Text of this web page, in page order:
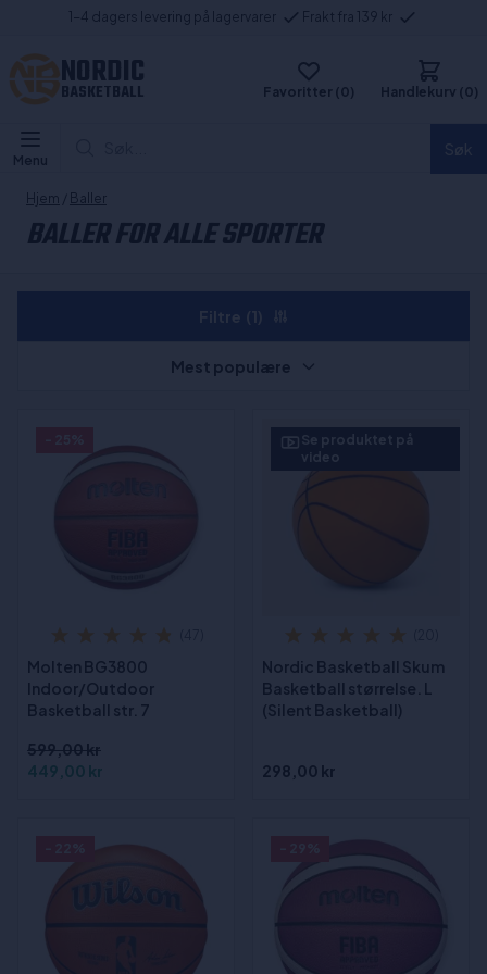
1-4 dagers levering på lagervarer Frakt fra 139 kr
NORDIC
BASKETBALL Favoritter (0) Handlekurv (0)
Menu
Hjem / Baller
BALLER FOR ALLE SPORTER
Molten BG3800
Indoor/Outdoor
Basketball str. 7
599,00 kr
449,00 kr
Se produktet på
video
Nordic Basketball Skum
Basketball størrelse. L
(Silent Basketball)
298,00 kr
Mest populære